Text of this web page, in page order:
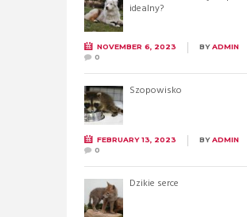
idealny?
NOVEMBER 6, 2023 BYADMIN
0
Szopowisko
FEBRUARY 13, 2023 BYADMIN
0
Dzikie serce